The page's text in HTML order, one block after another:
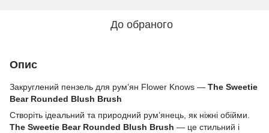
До обраного
Опис
Закруглений пензель для рум’ян Flower Knows — The Sweetie
Bear Rounded Blush Brush
Створіть ідеальний та природний рум’янець, як ніжні обійми.
The Sweetie Bear Rounded Blush Brush — це стильний і